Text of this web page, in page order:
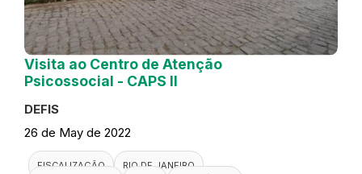
Visita ao Centro de Atenção
Psicossocial - CAPS II
DEFIS
26 de May de 2022
FISCALIZAÇÃO
RIO DE JANEIRO